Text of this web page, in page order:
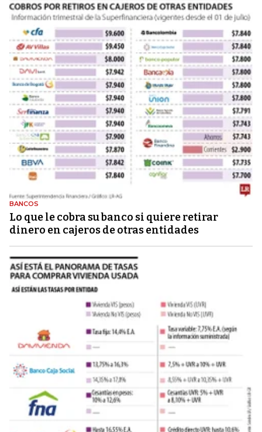
BANCOS
Lo que le cobra su banco si quiere retirar
dinero en cajeros de otras entidades